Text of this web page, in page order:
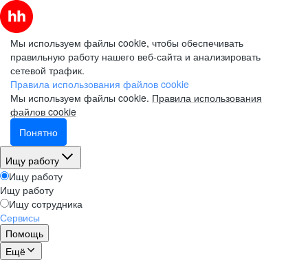
Мы используем файлы cookie, чтобы обеспечивать
правильную работу нашего веб-сайта и анализировать
сетевой трафик.
Правила использования файлов cookie
Мы используем файлы cookie. Правила использования
файлов cookie
Понятно
Ищу работу
Ищу работу
Ищу работу
Ищу сотрудника
Сервисы
Помощь
Ещё